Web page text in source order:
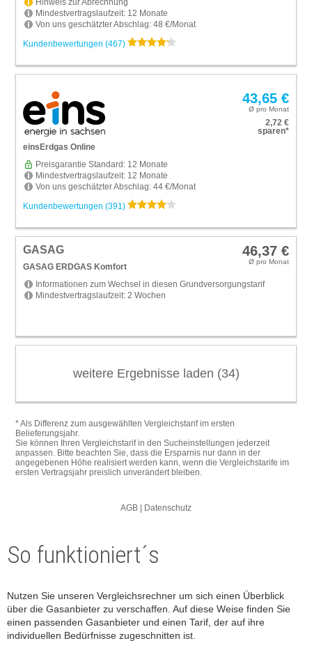
So funktioniert´s
Nutzen Sie unseren Vergleichsrechner um sich einen Überblick
über die Gasanbieter zu verschaffen. Auf diese Weise finden Sie
einen passenden Gasanbieter und einen Tarif, der auf ihre
individuellen Bedürfnisse zugeschnitten ist.